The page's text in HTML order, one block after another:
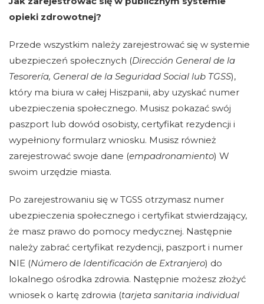
opieki zdrowotnej?
Przede wszystkim należy zarejestrować się w systemie
ubezpieczeń społecznych (Dirección General de la
Tesorería, General de la Seguridad Social lub TGSS),
który ma biura w całej Hiszpanii, aby uzyskać numer
ubezpieczenia społecznego. Musisz pokazać swój
paszport lub dowód osobisty, certyfikat rezydencji i
wypełniony formularz wniosku. Musisz również
zarejestrować swoje dane (empadronamiento) W
swoim urzędzie miasta.
Po zarejestrowaniu się w TGSS otrzymasz numer
ubezpieczenia społecznego i certyfikat stwierdzający,
że masz prawo do pomocy medycznej. Następnie
należy zabrać certyfikat rezydencji, paszport i numer
NIE (Número de Identificación de Extranjero) do
lokalnego ośrodka zdrowia. Następnie możesz złożyć
wniosek o kartę zdrowia (tarjeta sanitaria individual